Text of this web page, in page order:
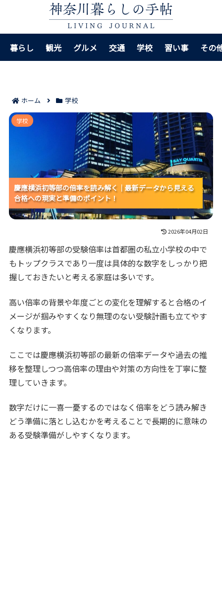
暮らし 観光 グルメ 交通 学校 習い事 その
ホーム 学校
慶應横浜初等部の倍率を読み解く｜最新データから見
える合格への現実と準備のポイント！
慶應横浜初等部の倍率を読み解く｜最新データから見える
合格への現実と準備のポイント！
慶應横浜初等部の倍率を読み解く｜最新データから見える
合格への現実と準備のポイント！
慶應横浜初等部の倍率を読み解く｜最新データから見える
合格への現実と準備のポイント！
学校
2026年04月02日
慶應横浜初等部の受験倍率は首都圏の私立小学校の中で
もトップクラスであり一度は具体的な数字をしっかり把
握しておきたいと考える家庭は多いです。
高い倍率の背景や年度ごとの変化を理解すると合格のイ
メージが掴みやすくなり無理のない受験計画も立てやす
くなります。
ここでは慶應横浜初等部の最新の倍率データや過去の推
移を整理しつつ高倍率の理由や対策の方向性を丁寧に整
理していきます。
数字だけに一喜一憂するのではなく倍率をどう読み解き
どう準備に落とし込むかを考えることで長期的に意味の
ある受験準備がしやすくなります。